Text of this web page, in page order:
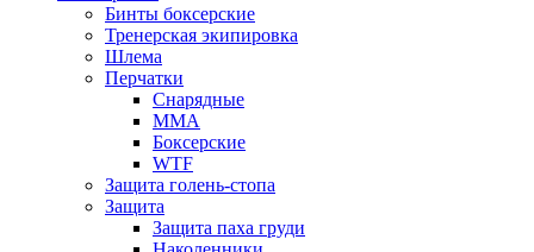
Бинты боксерские
Тренерская экипировка
Шлема
Перчатки
Снарядные
ММА
Боксерские
WTF
Защита голень-стопа
Защита
Защита паха груди